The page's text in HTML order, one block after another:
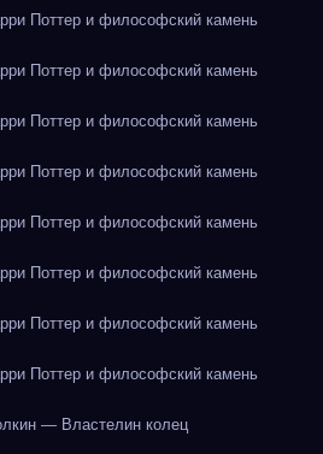
Поттер и философский камень
Поттер и философский камень
Поттер и философский камень
Поттер и философский камень
Поттер и философский камень
Поттер и философский камень
Поттер и философский камень
Поттер и философский камень
— Властелин колец